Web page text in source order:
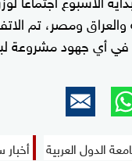
والعراق ومصر، تم
في أي جهود مشروعة
الدول العربية أخبار